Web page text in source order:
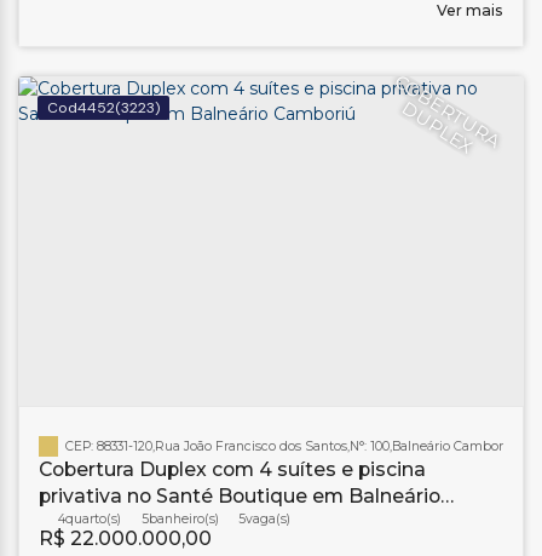
Ver mais
C
O
B
E
R
T
U
R
A
D
U
P
L
E
X
4452(3223)
Cobertura Duplex com 4 suítes e piscina
privativa no Santé Boutique em Balneário
Camboriú
R$ 22.000.000,00
CEP: 88331-120,Rua João Francisco dos Santos,N°: 100,Balneário Camboriú
4 5banheiro(s) 5